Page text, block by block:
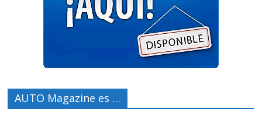
AUTO Magazine es …